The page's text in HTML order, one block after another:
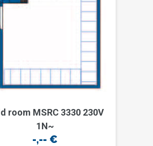
room MSRC 3330 230V
1N~
-,-- €